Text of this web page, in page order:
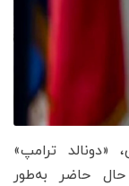
ترامپ»
حاضر به‌طور